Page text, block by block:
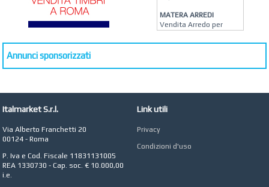
MATERA ARREDI
Vendita Arredo per
Interni, Esterni e
Giardino a Roma
Antonella Micci,
COLA
Roma
Annunci sponsorizzati
Italmarket S.r.l.
Via Alberto Franchetti 20
00124 - Roma
P. Iva e Cod. Fiscale 11831131005
REA 1330730 - Cap. soc. € 10.000,00
i.e.
Link utili
Privacy
Condizioni d'uso